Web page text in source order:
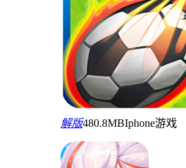
解版480.8MBIphone游戏